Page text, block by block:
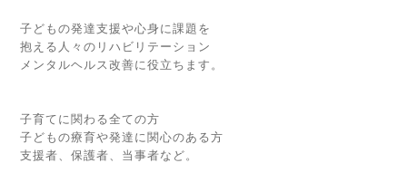
子どもの発達支援や心身に課題を
抱える人々のリハビリテーション
メンタルヘルス改善に役立ちます。
子育てに関わる全ての方
子どもの療育や発達に関心のある方
支援者、保護者、当事者など。